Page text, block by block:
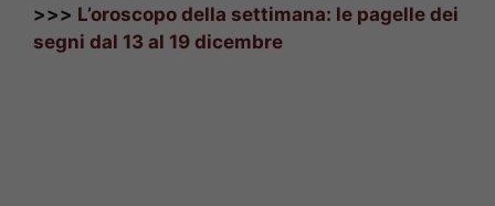
>>> L’oroscopo della settimana: le pagelle dei
segni dal 13 al 19 dicembre